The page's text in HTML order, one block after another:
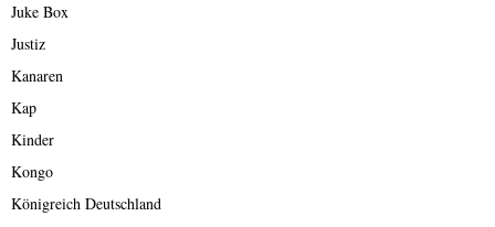
Juke Box
Justiz
Kanaren
Kap
Kinder
Kongo
Königreich Deutschland